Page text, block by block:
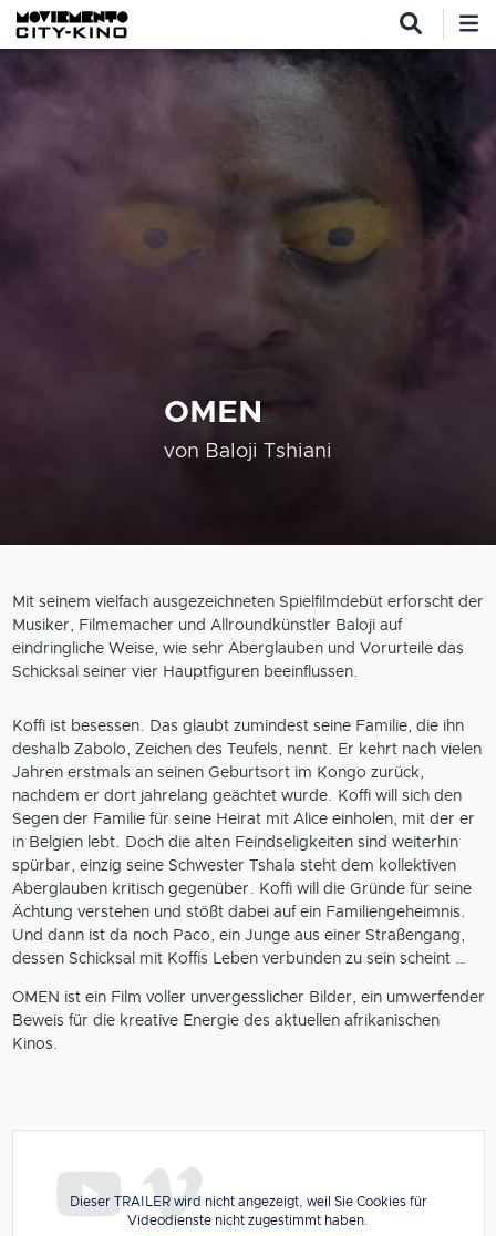
Direkt zum Inhalt
OMEN
von Baloji Tshiani
Dieser TRAILER wird nicht angezeigt, weil Sie Cookies für
Videodienste nicht zugestimmt haben.
Mit seinem vielfach ausgezeichneten Spielfilmdebüt erforscht der
Musiker, Filmemacher und Allroundkünstler Baloji auf
eindringliche Weise, wie sehr Aberglauben und Vorurteile das
Schicksal seiner vier Hauptfiguren beeinflussen.
Koffi ist besessen. Das glaubt zumindest seine Familie, die ihn
deshalb Zabolo, Zeichen des Teufels, nennt. Er kehrt nach vielen
Jahren erstmals an seinen Geburtsort im Kongo zurück,
nachdem er dort jahrelang geächtet wurde. Koffi will sich den
Segen der Familie für seine Heirat mit Alice einholen, mit der er
in Belgien lebt. Doch die alten Feindseligkeiten sind weiterhin
spürbar, einzig seine Schwester Tshala steht dem kollektiven
Aberglauben kritisch gegenüber. Koffi will die Gründe für seine
Ächtung verstehen und stößt dabei auf ein Familiengeheimnis.
Und dann ist da noch Paco, ein Junge aus einer Straßengang,
dessen Schicksal mit Koffis Leben verbunden zu sein scheint …
OMEN ist ein Film voller unvergesslicher Bilder, ein umwerfender
Beweis für die kreative Energie des aktuellen afrikanischen
Kinos.